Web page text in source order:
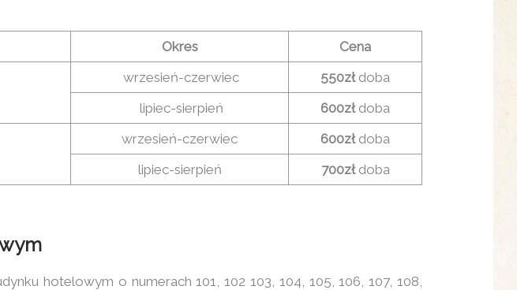
Okres Cena
wrzesień-czerwiec 550złdoba
lipiec-sierpień
600złdoba
wrzesień-czerwiec 600złdoba
lipiec-sierpień
700złdoba
hotelowym o numerach 101, 102 103, 104, 105, 106, 107, 108,